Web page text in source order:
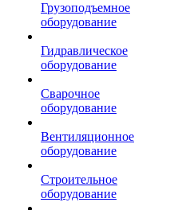
Грузоподъемное
оборудование
Гидравлическое
оборудование
Сварочное
оборудование
Вентиляционное
оборудование
Строительное
оборудование